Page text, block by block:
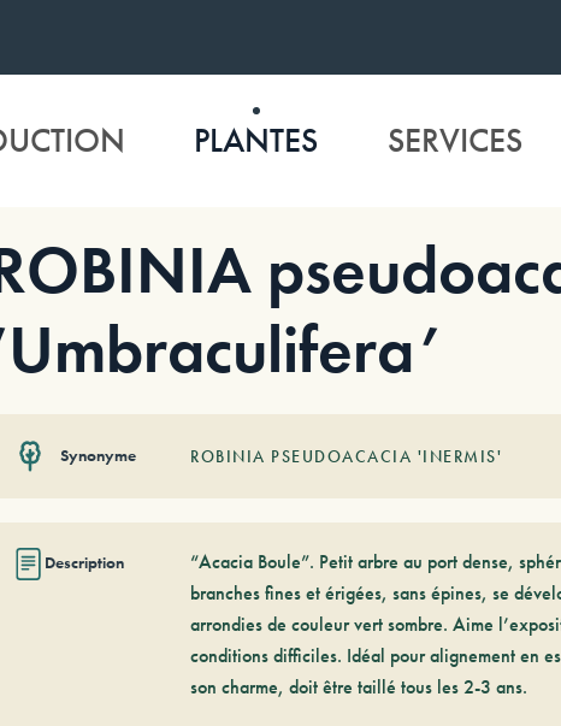
PLANTES SERVICES
Synonyme ROBINIA PSEUDOACACIA 'INERMIS'
Description
“Acacia Boule”. Petit arbre au port dense,
branches fines et érigées, sans épines, se
arrondies de couleur vert sombre. Aime
conditions difficiles. Idéal pour alignement en
son charme, doit être taillé tous les 2-3 ans.